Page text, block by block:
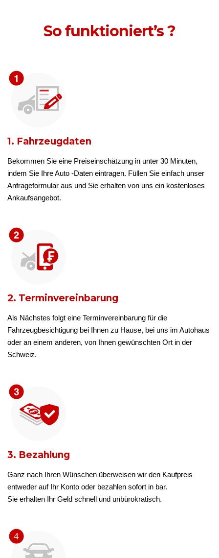
So funktioniert’s ?
1. Fahrzeugdaten
Bekommen Sie eine Preiseinschätzung in unter 30 Minuten,
indem Sie Ihre Auto -Daten eintragen. Füllen Sie einfach unser
Anfrageformular aus und Sie erhalten von uns ein kostenloses
Ankaufsangebot.
2. Terminvereinbarung
Als Nächstes folgt eine Terminvereinbarung für die
Fahrzeugbesichtigung bei Ihnen zu Hause, bei uns im Autohaus
oder an einem anderen, von Ihnen gewünschten Ort in der
Schweiz.
3. Bezahlung
Ganz nach Ihren Wünschen überweisen wir den Kaufpreis
entweder auf Ihr Konto oder bezahlen sofort in bar.
Sie erhalten Ihr Geld schnell und unbürokratisch.